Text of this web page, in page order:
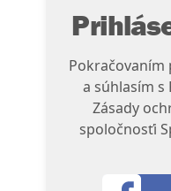
Pokračovaním
a súhlasím
Zásady
spoločnosťi